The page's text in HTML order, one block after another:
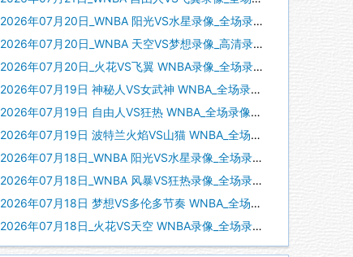
2026年07月20日_WNBA 阳光VS水星录像_全场录像【全场回放】
2026年07月20日_WNBA 天空VS梦想录像_高清录像【全场回放】
2026年07月20日_火花VS飞翼 WNBA录像_全场录像【视频集锦】
2026年07月19日 神秘人VS女武神 WNBA_全场录像【全场回放】
2026年07月19日 自由人VS狂热 WNBA_全场录像【视频集锦】
2026年07月19日 波特兰火焰VS山猫 WNBA_全场录像【视频集锦】
2026年07月18日_WNBA 阳光VS水星录像_全场录像【全场回放】
2026年07月18日_WNBA 风暴VS狂热录像_全场录像【全场回放】
2026年07月18日 梦想VS多伦多节奏 WNBA_全场录像【全场回放】
2026年07月18日_火花VS天空 WNBA录像_全场录像【高清回放】